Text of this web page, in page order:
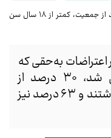
به‌حقی که
در استان تبدیل به اغتشاش شد، ۳۰ درصد از
جمعیت، کمتر از ۱۸ سال سن داشتند و ۶۳ درصد نیز